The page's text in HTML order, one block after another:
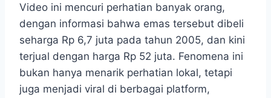
Video ini mencuri perhatian banyak orang,
dengan informasi bahwa emas tersebut dibeli
seharga Rp 6,7 juta pada tahun 2005, dan kini
terjual dengan harga Rp 52 juta. Fenomena ini
bukan hanya menarik perhatian lokal, tetapi
juga menjadi viral di berbagai platform,